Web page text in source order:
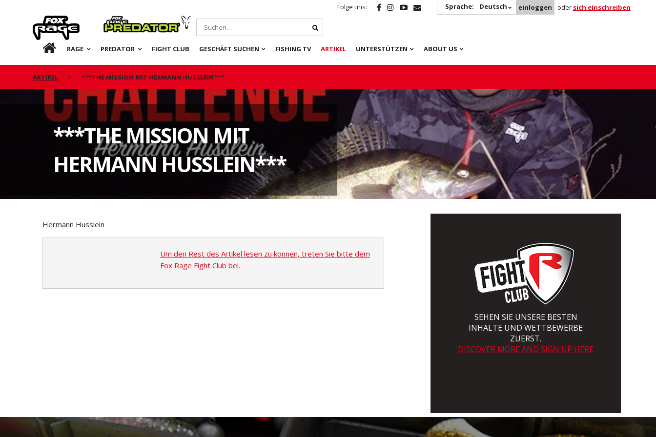
Folge uns: Sprache: Deutsch einloggen oder sich einschreiben
Rage Predator
DE RAGE PREDATOR FIGHT CLUB GESCHÄFT SUCHEN FISHING TV ARTIKEL UNTERSTÜTZEN ABOUT US
ARTIKEL ***THE MISSION MIT HERMANN HUSSLEIN***
***THE MISSION MIT
HERMANN HUSSLEIN***
Hermann Husslein
Um den Rest des Artikel lesen zu können, treten Sie bitte dem
Fox Rage Fight Club bei.
SEHEN SIE UNSERE BESTEN
INHALTE UND WETTBEWERBE
ZUERST.
DISCOVER MORE AND SIGN UP HERE